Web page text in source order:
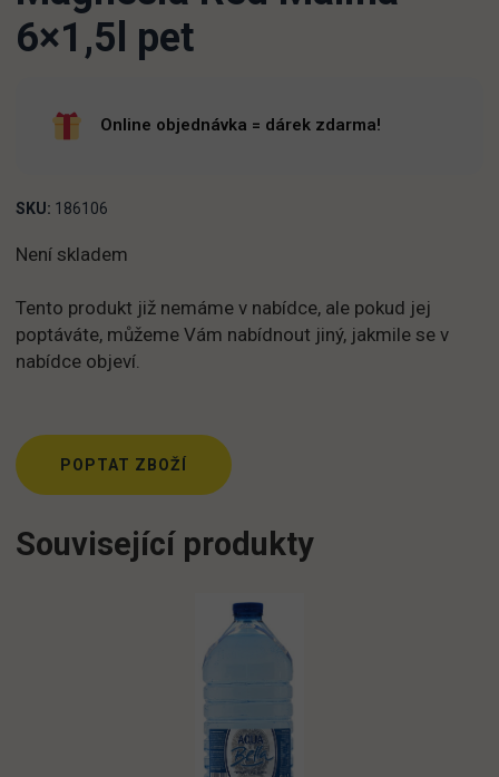
6×1,5l pet
Online objednávka = dárek zdarma!
SKU: 186106
Není skladem
Tento produkt již nemáme v nabídce, ale pokud jej
poptáváte, můžeme Vám nabídnout jiný, jakmile se v
nabídce objeví.
POPTAT ZBOŽÍ
Související produkty